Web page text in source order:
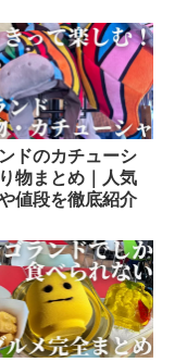
ドのカチューシ
物まとめ｜人気
値段を徹底紹介